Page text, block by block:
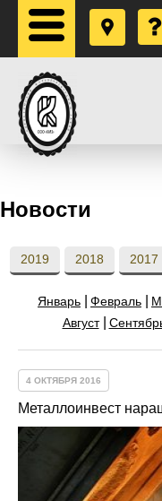
Новости
2019 2018 2017
Январь Февраль
Август
4 ОКТЯБРЯ 2016
Металлоинвест